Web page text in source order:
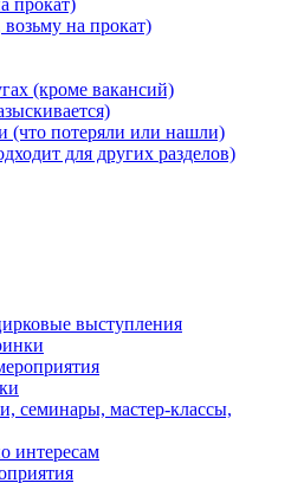
прокат)
на прокат)
(кроме вакансий)
(что потеряли или нашли)
для других разделов)
выступления
семинары, мастер-классы,
интересам